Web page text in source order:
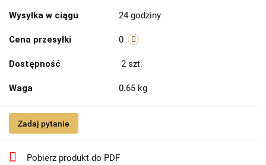
Wysyłka w ciągu 24 godziny
Cena przesyłki 0
Dostępność 2 szt.
Waga 0.65 kg
Zadaj pytanie
Pobierz produkt do PDF